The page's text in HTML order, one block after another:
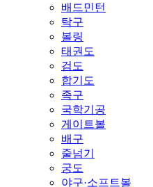
배드민턴
탁구
볼링
태권도
검도
합기도
족구
국학기공
게이트볼
배구
줄넘기
궁도
야구·소프트볼